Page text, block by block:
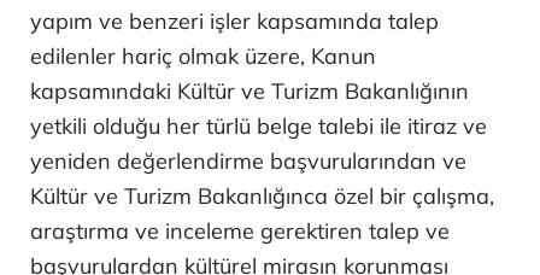
yapım ve benzeri işler kapsamında talep
edilenler hariç olmak üzere, Kanun
kapsamındaki Kültür ve Turizm Bakanlığının
yetkili olduğu her türlü belge talebi ile itiraz ve
yeniden değerlendirme başvurularından ve
Kültür ve Turizm Bakanlığınca özel bir çalışma,
araştırma ve inceleme gerektiren talep ve
başvurulardan kültürel mirasın korunması